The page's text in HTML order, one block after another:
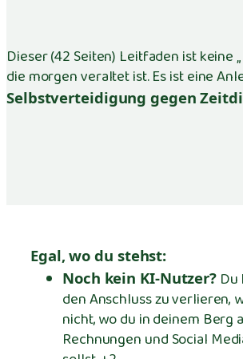
Dieser (42 Seiten) Leitfaden ist keine
die morgen veraltet ist. Es ist eine
Selbstverteidigung gegen
Egal, wo du stehst:
Noch kein KI-Nutzer? Du
den Anschluss zu verlieren,
nicht, wo du in deinem Berg
Rechnungen und Social